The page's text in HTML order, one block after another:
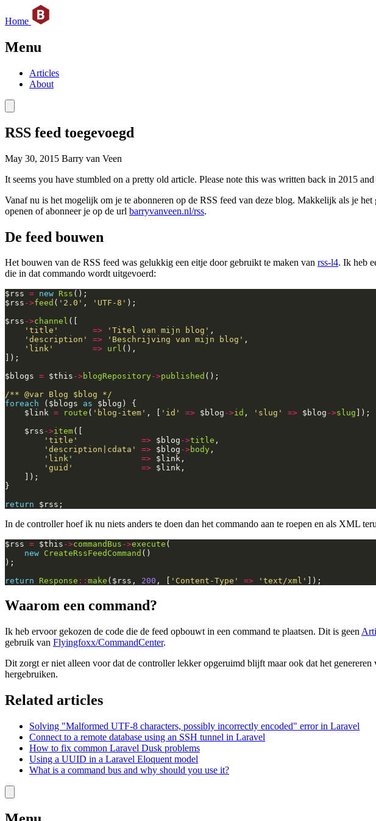
Home
Menu
Articles
About
RSS feed toegevoegd
May 30, 2015 Barry van Veen
It seems you have stumbled on a pretty old article. Please note this was written back in 2015
Vanaf nu is het mogelijk om je te abonneren op de RSS feed van deze blog. Makkelijk als je
openen of abonneer je op de url barryvanveen.nl/rss.
De feed bouwen
Het bouwen van de RSS feed was gelukkig een eitje door gebruikt te maken van rss-l4. Ik heb
die in dat commando wordt uitgevoerd:
$rss = new Rss ();
$rss ->feed ( '2.0' , 'UTF-8' );
$rss ->channel ([
'title'
=> 'Titel van mijn blog' ,
'description'
=> 'Beschrijving van mijn blog' ,
'link'
=> url (),
]);
$blogs = $this ->blogRepository->published ();
/** @var Blog $blog */
foreach
( $blogs as $blog )
{
$link = route ( 'blog-item' , 'id' => $blog ->id , 'slug' => $blog ->slug ]);
$rss ->item([
'title'
=> $blog ->title ,
'description|cdata'
=> $blog ->body ,
'link'
=> $link ,
'guid'
=> $link ,
]);
}
return
$rss ;
In de controller hoef ik nu niets anders te doen dan het commando aan te roepen en als XML
$rss = $this ->commandBus ->execute (
new CreateRssFeedCommand ()
);
return
Response :: make ( $rss , 200 , 'Content-Type' => 'text/xml' ]);
Waarom een command?
Ik heb ervoor gekozen de code die de feed opbouwt in een command te plaatsen. Dit is geen
gebruik van Flyingfoxx/CommandCenter.
Dit zorgt er niet alleen voor dat de controller lekker opgeruimd blijft maar ook dat het
hergebruiken.
Related articles
Solving "Malformed UTF-8 characters, possibly incorrectly encoded" error in Laravel
Connect to a remote database using an SSH tunnel in Laravel
How to fix common Laravel Dusk problems
Using a UUID in a Laravel Eloquent model
What is a command bus and why should you use it?